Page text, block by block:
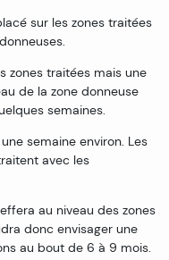
sur les zones traitées
zones traitées mais une
de la zone donneuse
semaines.
semaine environ. Les
avec les
au niveau des zones
donc envisager une
au bout de 6 à 9 mois.